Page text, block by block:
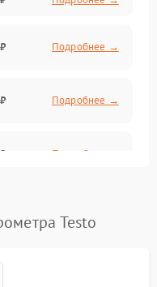
Подробнее →
Подробнее →
Подробнее →
Testo